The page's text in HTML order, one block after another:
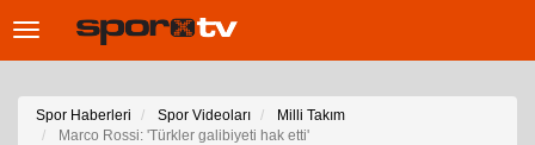
Toggle
Spor Haberleri Spor Videoları
Milli Takım
Marco Rossi: 'Türkler galibiyeti hak etti'